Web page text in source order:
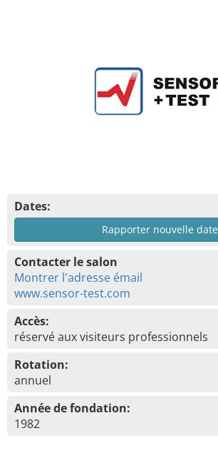
Dates:
Rapporter nouvelle date
Contacter le salon
Montrer l'adresse émail
www.sensor-test.com
Accès:
réservé aux visiteurs professionnels
Rotation:
annuel
Année de fondation:
1982